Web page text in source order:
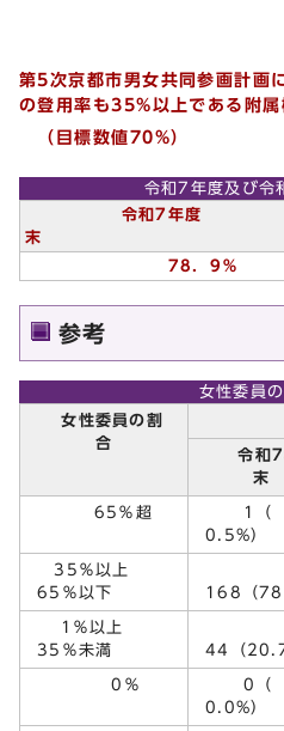
第5次京都市男女共同参画計画
の登用率も35%以上である附
（目標数値70%）
令和7年度及び令
令和7年度
末
78．9％
参考
女性委員
女性委員の割
合
附属
令和7
末
65％超
1（
0.5%）
35％以上
65％以下
168（
1％以上
35％未満
44（
0％
0（
0.0%）